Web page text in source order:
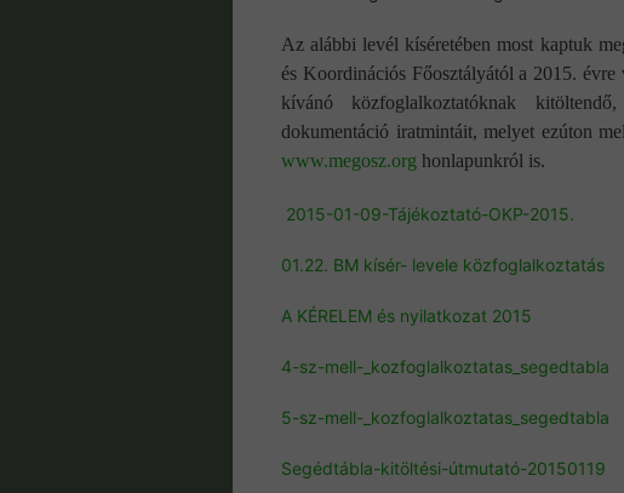
Az alábbi levél kíséretében most kaptuk
és Koordinációs Főosztályától a 2015.
kívánó közfoglalkoztatóknak
dokumentáció iratmintáit, melyet ezúton
www.megosz.org honlapunkról is.
2015-01-09-Tájékoztató-OKP-2015.
01.22. BM kísér- levele közfoglalkoztatás
A KÉRELEM és nyilatkozat 2015
4-sz-mell-_kozfoglalkoztatas_segedtabla
5-sz-mell-_kozfoglalkoztatas_segedtabla
Segédtábla-kitöltési-útmutató-20150119